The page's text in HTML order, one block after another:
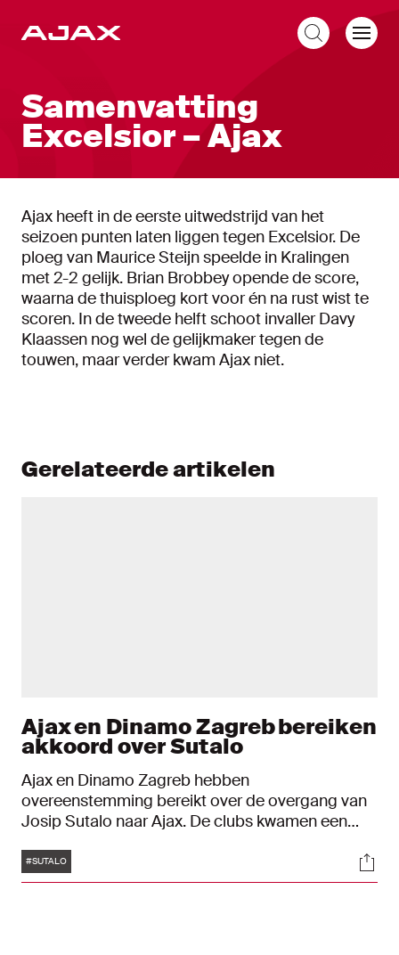
Samenvatting
Excelsior – Ajax
Ajax heeft in de eerste uitwedstrijd van het
seizoen punten laten liggen tegen Excelsior. De
ploeg van Maurice Steijn speelde in Kralingen
met 2-2 gelijk. Brian Brobbey opende de score,
waarna de thuisploeg kort voor én na rust wist te
scoren. In de tweede helft schoot invaller Davy
Klaassen nog wel de gelijkmaker tegen de
touwen, maar verder kwam Ajax niet.
Gerelateerde artikelen
Ajax en Dinamo Zagreb bereiken
akkoord over Sutalo
Ajax en Dinamo Zagreb hebben
overeenstemming bereikt over de overgang van
Josip Sutalo naar Ajax. De clubs kwamen een
miljoen betaalt aan Dinamo Zagreb. Dit bedrag
kan middels variabelen oplopen tot maximaal €
Tags
#SUTALO